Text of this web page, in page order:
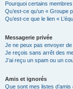
Pourquoi certains
Qu’est-ce qu’un « Groupe
Qu’est-ce que le lien «
Messagerie privée
Je ne peux pas envoyer
Je reçois sans arrêt des
J’ai reçu un spam ou un
Amis et ignorés
Que sont mes listes d’amis